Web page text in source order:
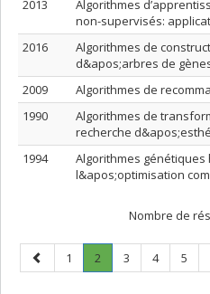
2013
Algorithmes
non-supervisés:
2016
Algorithmes de
d&apos;arbres de
2009
Algorithmes de
1990
Algorithmes de
recherche
1994
Algorithmes
l&apos;optimisation
Nombre de
Page
précédente
Page
1 Page
2
Page
Page
3 Page
4 Page
5